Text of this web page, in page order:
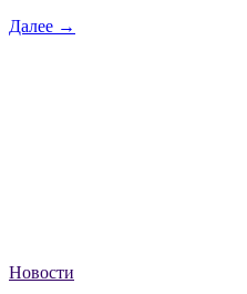
Далее →
Новости